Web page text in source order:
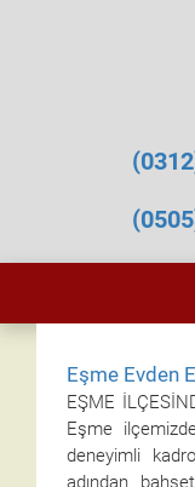
Eşme Evden
EŞME
Eşme
deneyimli
adından